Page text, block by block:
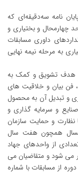
نامه سه‌دقیقه‌ای که
واحد چهارمحال و بختیاری و
استانداردهای داوری مسابقات
به مرحله نیمه نهایی
هدف تشویق و کمک به
فن بیان و خلاقیت های
و تبدیل آن به محصول
و سرمایه گذاری و
نظارت و حمایت سازمان
همچون هفت سال
از واحدهای جهاد
می شود و متقاضیان می
از مسابقات با شماره